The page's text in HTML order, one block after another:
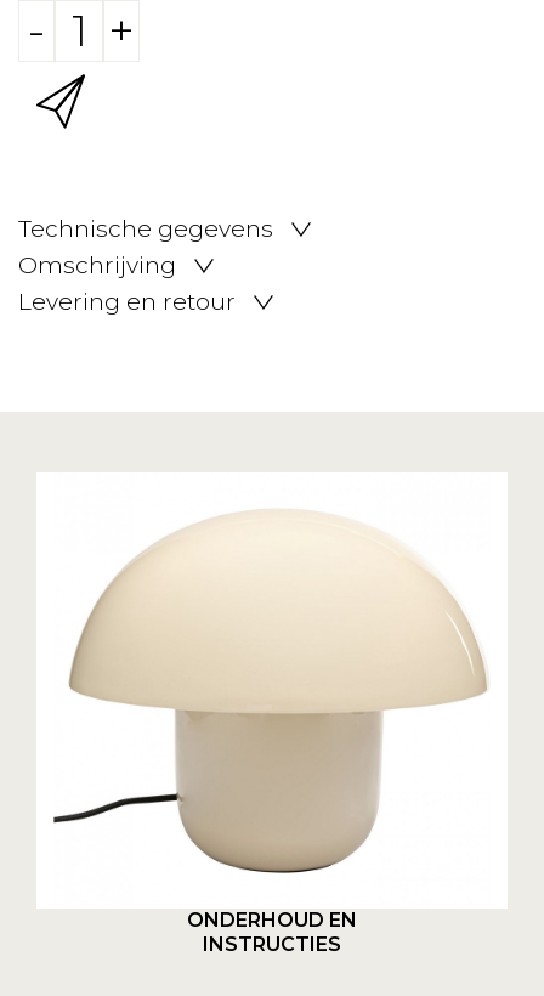
- +
Technische gegevens
Omschrijving
Levering en retour
ONDERHOUD EN
INSTRUCTIES